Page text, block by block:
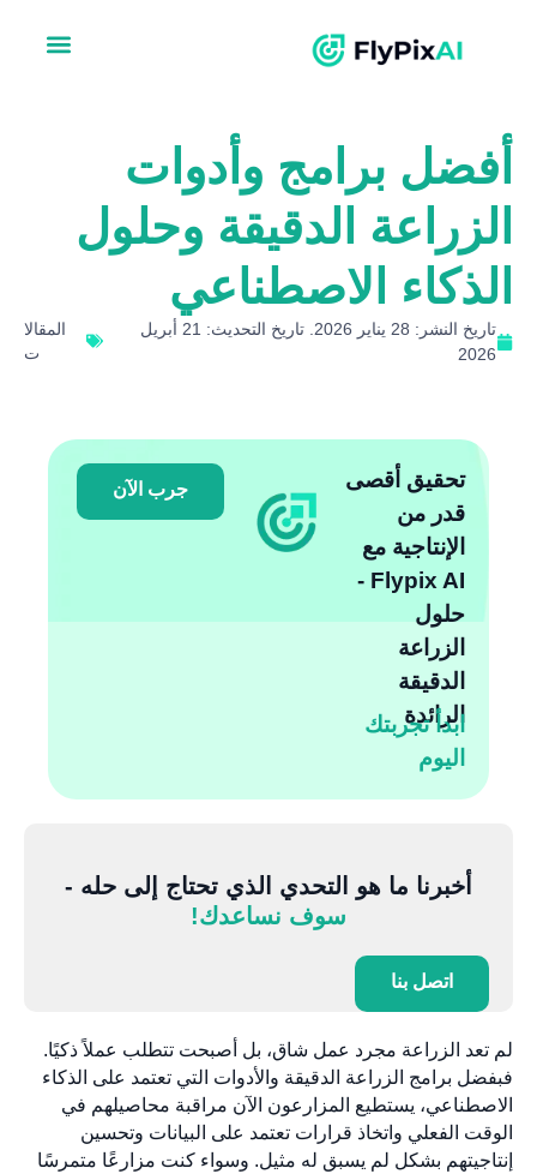
برامج وأدوات
الدقيقة وحلول
الاصطناعي
تاريخ النشر: 28 يناير 2026. تاريخ التحديث: 21 أبريل
المقالا
تحقيق أقصى
قدر من
الإنتاجية مع
Flypix AI -
حلول
الزراعة
الدقيقة
الرائدة
ابدأ تجربتك
جرب الآن
أخبرنا ما هو التحدي الذي تحتاج إلى حله -
سوف نساعدك!
اتصل بنا
الزراعة مجرد عمل شاق، بل أصبحت تتطلب عملاً ذكيًا.
برامج الزراعة الدقيقة والأدوات التي تعتمد على الذكاء
يستطيع المزارعون الآن مراقبة محاصيلهم في
الفعلي واتخاذ قرارات تعتمد على البيانات وتحسين
بشكل لم يسبق له مثيل. وسواء كنت مزارعًا متمرسًا